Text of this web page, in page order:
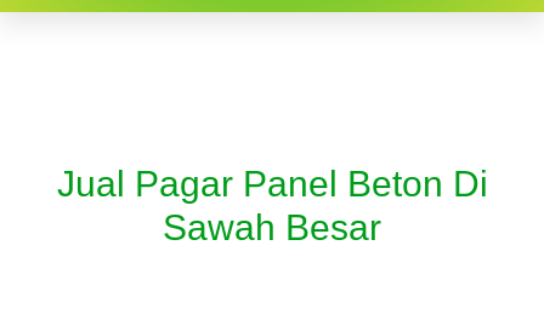
Jual Pagar Panel Beton Di
Sawah Besar